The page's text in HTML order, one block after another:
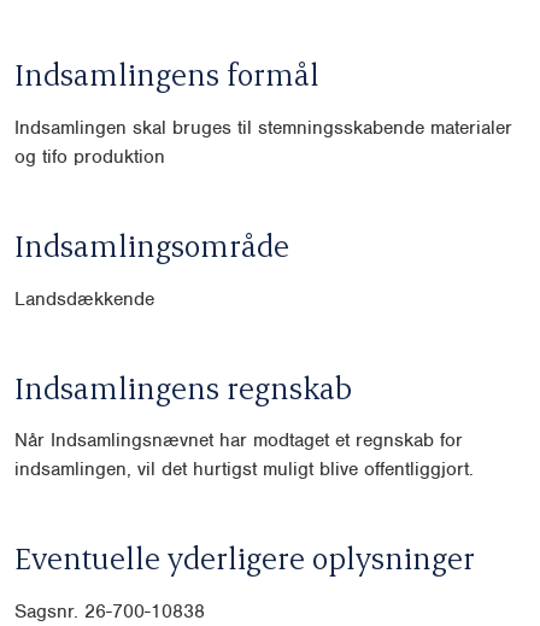
Indsamlingens formål
Indsamlingen skal bruges til stemningsskabende materialer
og tifo produktion
Indsamlingsområde
Landsdækkende
Indsamlingens regnskab
Når Indsamlingsnævnet har modtaget et regnskab for
indsamlingen, vil det hurtigst muligt blive offentliggjort.
Eventuelle yderligere oplysninger
Sagsnr. 26-700-10838